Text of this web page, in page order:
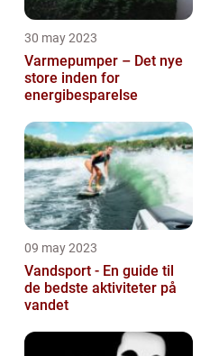
30 may 2023
Varmepumper – Det nye
store inden for
energibesparelse
09 may 2023
Vandsport - En guide til
de bedste aktiviteter på
vandet